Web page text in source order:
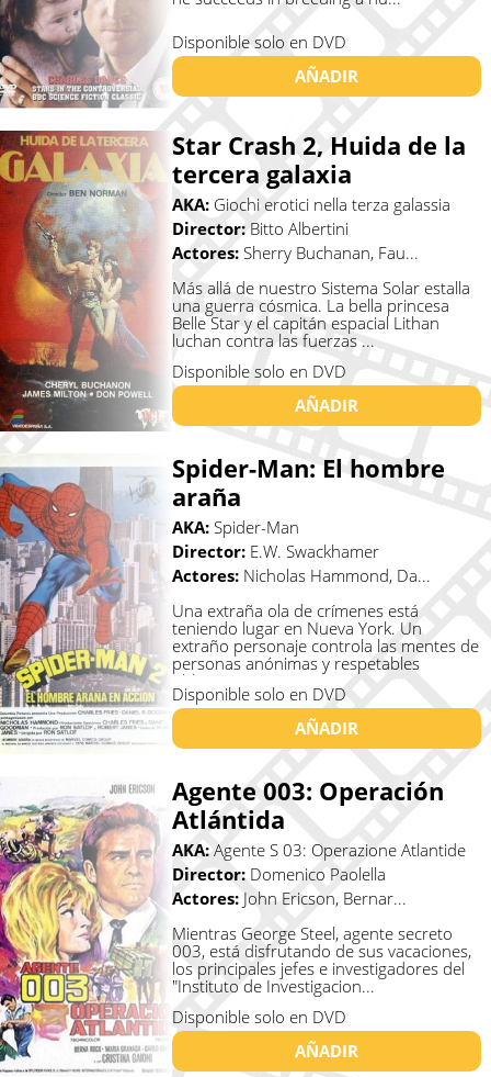
Disponible solo en DVD
AÑADIR
Star Crash 2, Huida de la
tercera galaxia
AKA: Giochi erotici nella terza galassia
Director: Bitto Albertini
Actores: Sherry Buchanan, Fau...
Más allá de nuestro Sistema Solar estalla
una guerra cósmica. La bella princesa
Belle Star y el capitán espacial Lithan
luchan contra las fuerzas ...
Disponible solo en DVD
AÑADIR
Spider-Man: El hombre
araña
AKA: Spider-Man
Director: E.W. Swackhamer
Actores: Nicholas Hammond, Da...
Una extraña ola de crímenes está
teniendo lugar en Nueva York. Un
extraño personaje controla las mentes de
personas anónimas y respetables
oblig�...
Disponible solo en DVD
AÑADIR
Agente 003: Operación
Atlántida
AKA: Agente S 03: Operazione Atlantide
Director: Domenico Paolella
Actores: John Ericson, Bernar...
Mientras George Steel, agente secreto
003, está disfrutando de sus vacaciones,
los principales jefes e investigadores del
"Instituto de Investigacion...
Disponible solo en DVD
AÑADIR